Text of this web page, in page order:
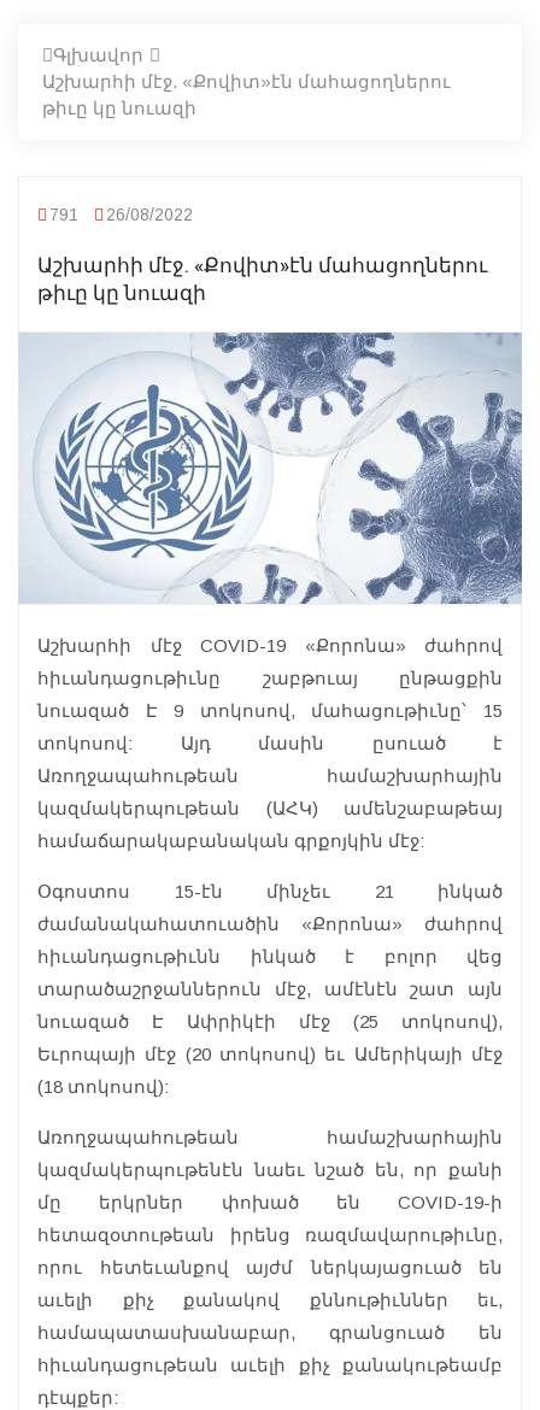
Գլխավոր
Աշխարհի մէջ. «Քովիտ»էն մահացողներու
թիւը կը նուազի
791 26/08/2022
Աշխարհի մէջ. «Քովիտ»էն մահացողներու
թիւը կը նուազի
Աշխարհի մէջ COVID-19 «Քորոնա» ժահրով
հիւանդացութիւնը շաբթուայ ընթացքին
նուազած Է 9 տոկոսով, մահացութիւնը՝ 15
տոկոսով: Այդ մասին ըսուած է
Առողջապահութեան համաշխարհային
կազմակերպութեան (ԱՀԿ) ամենշաբաթեայ
համաճարակաբանական գրքոյկին մէջ:
Օգոստոս 15-էն մինչեւ 21 ինկած
ժամանակահատուածին «Քորոնա» ժահրով
հիւանդացութիւնն ինկած է բոլոր վեց
տարածաշրջաններուն մէջ, ամէնէն շատ այն
նուազած Է Ափրիկէի մէջ (25 տոկոսով),
Եւրոպայի մէջ (20 տոկոսով) եւ Ամերիկայի մէջ
(18 տոկոսով):
Առողջապահութեան համաշխարհային
կազմակերպութենէն նաեւ նշած են, որ քանի
մը երկրներ փոխած են COVID-19-ի
հետազօտութեան իրենց ռազմավարութիւնը,
որու հետեւանքով այժմ ներկայացուած են
աւելի քիչ քանակով քննութիւններ եւ,
համապատասխանաբար, գրանցուած են
հիւանդացութեան աւելի քիչ քանակութեամբ
դէպքեր: